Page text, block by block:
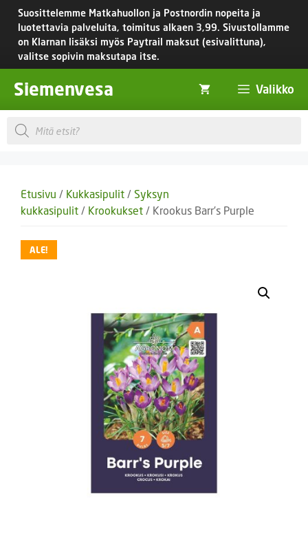
Siirry
sisältöön
Suosittelemme Matkahuollon ja Postnordin nopeita ja
luotettavia palveluita, toimitus alkaen 3,99. Sivustollamme
on Klarnan lisäksi myös Paytrail maksut (esivalittuna),
valitse sopivin maksutapa itse.
Siemenvesa Valikko
Products
search
Etusivu / Kukkasipulit / Syksyn
kukkasipulit / Krookukset / Krookus Barr’s Purple
ALE!